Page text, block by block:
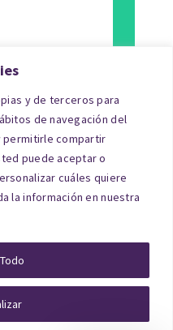
y de terceros para
de navegación del
permitirle compartir
puede aceptar o
cuáles quiere
la información en nuestra